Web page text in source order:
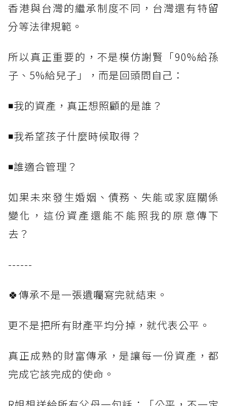
香港與台灣的繼承制度不同，台灣還有特留
分等法律規範。
所以真正重要的，不是模仿謝賢「90%給孫
子、5%給兒子」，而是回頭問自己：
◾我的資產，真正想照顧的是誰？
◾我希望孩子什麼時候取得？
◾誰適合管理？
如果未來發生婚姻、債務、失能或家庭關係
變化，這份資產還能不能照我的原意傳下
去？
------
🍀傳承不是一張遺囑寫完就結束。
更不是把所有財產平均分掉，就代表公平。
真正成熟的財富傳承，是讓每一份資產，都
完成它該完成的使命。